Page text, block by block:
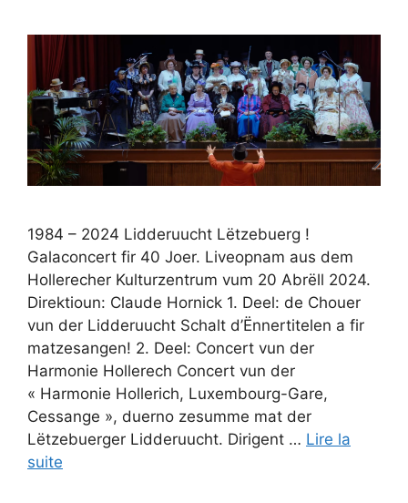
1984 – 2024 Lidderuucht Lëtzebuerg !
Galaconcert fir 40 Joer. Liveopnam aus dem
Hollerecher Kulturzentrum vum 20 Abrëll 2024.
Direktioun: Claude Hornick 1. Deel: de Chouer
vun der Lidderuucht Schalt d’Ënnertitelen a fir
matzesangen! 2. Deel: Concert vun der
Harmonie Hollerech Concert vun der
« Harmonie Hollerich, Luxembourg-Gare,
Cessange », duerno zesumme mat der
Lëtzebuerger Lidderuucht. Dirigent … Lire la
suite